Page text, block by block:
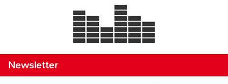
Newsletter